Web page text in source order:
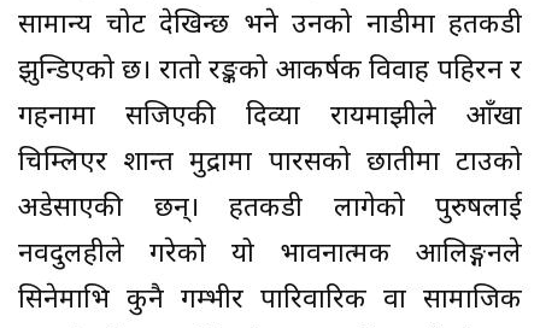
सामान्य चोट देखिन्छ भने उनको नाडीमा हतकडी
झुन्डिएको छ। रातो रङ्कको आकर्षक विवाह पहिरन र
गहनामा सजिएकी दिव्या रायमाझीले आँखा
चिम्लिएर शान्त मुद्रामा पारसको छातीमा टाउको
अडेसाएकी छन्। हतकडी लागेको पुरुषलाई
नवदुलहीले गरेको यो भावनात्मक आलिङ्गनले
सिनेमाभित्र कुनै गम्भीर पारिवारिक वा सामाजिक